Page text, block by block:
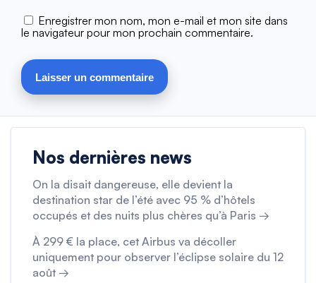
Enregistrer mon nom, mon e-mail et mon site dans
le navigateur pour mon prochain commentaire.
Nos dernières news
On la disait dangereuse, elle devient la
destination star de l’été avec 95 % d’hôtels
occupés et des nuits plus chères qu’à Paris →
À 299 € la place, cet Airbus va décoller
uniquement pour observer l’éclipse solaire du 12
août →